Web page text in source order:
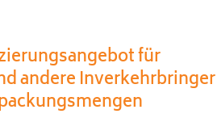
für
andere Inverkehrbringer